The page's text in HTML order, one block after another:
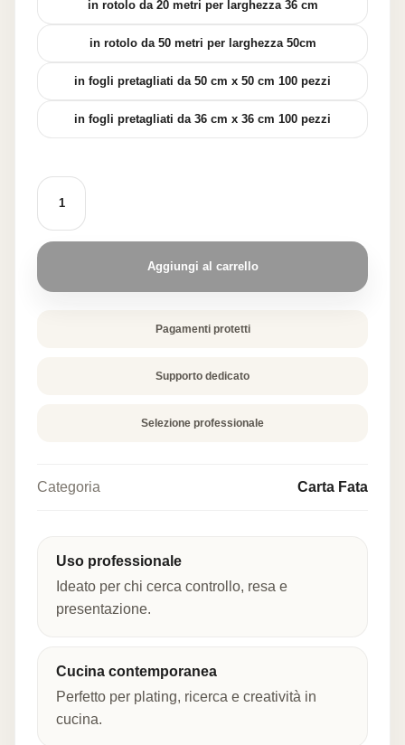
in rotolo da 20 metri per larghezza 36 cm
in rotolo da 50 metri per larghezza 50cm
in fogli pretagliati da 50 cm x 50 cm 100 pezzi
in fogli pretagliati da 36 cm x 36 cm 100 pezzi
CARTA
FATA
-
CUCINA
AL
quantità
Aggiungi al carrello
Pagamenti protetti
Supporto dedicato
Selezione professionale
Categoria Carta Fata
Uso professionale
Ideato per chi cerca controllo, resa e
presentazione.
Cucina contemporanea
Perfetto per plating, ricerca e creatività in
cucina.